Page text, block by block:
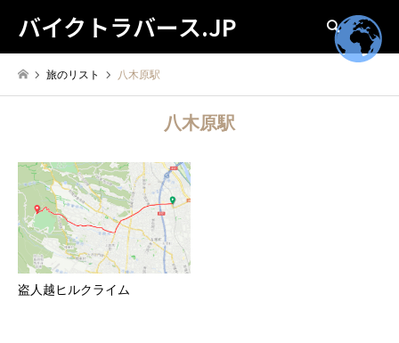
バイクトラバース.JP 検索
旅のリスト 八木原駅
八木原駅
盗人越ヒルクライム